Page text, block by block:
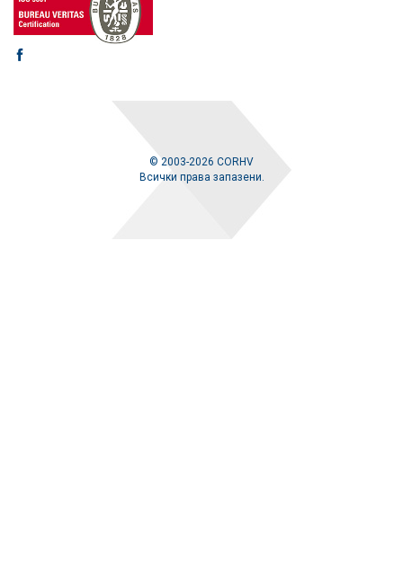
© 2003-2026 CORHV
Всички права запазени.